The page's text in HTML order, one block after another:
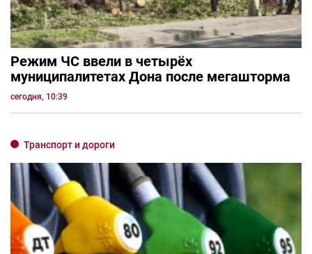
Режим ЧС ввели в четырёх
муниципалитетах Дона после мегашторма
сегодня, 10:39
Транспорт и дороги